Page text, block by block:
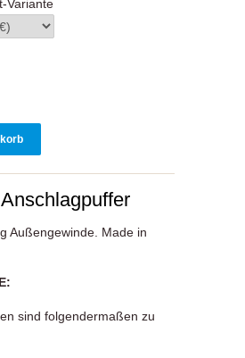
Variante
Außengewinde. Made in
sind folgendermaßen zu